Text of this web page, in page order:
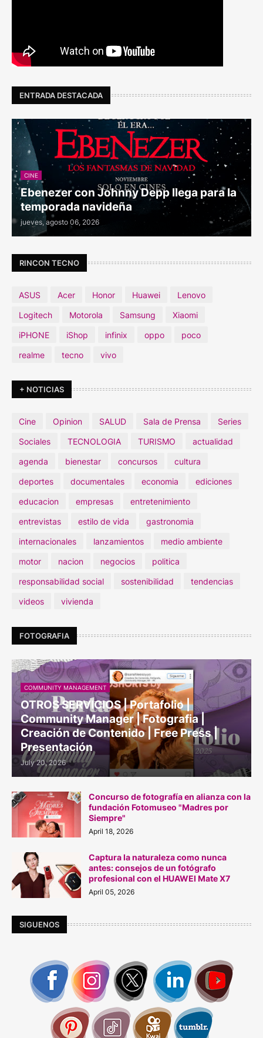
ENTRADA DESTACADA
CINE
Ebenezer con Johnny Depp llega para la
temporada navideña
jueves, agosto 06, 2026
RINCON TECNO
ASUS Acer Honor Huawei
Lenovo
Logitech
Motorola Samsung
Xiaomi
iPHONE
iShop infinix oppo
poco
realme
tecno vivo
+ NOTICIAS
Cine Opinion SALUD Sala de Prensa
Series
Sociales
TECNOLOGIA TURISMO
actualidad
agenda
bienestar concursos
cultura
deportes
documentales economia
ediciones
educacion
empresas
entretenimiento
entrevistas
estilo de vida
gastronomia
internacionales
lanzamientos
medio ambiente
motor
nacion negocios
politica
responsabilidad social
sostenibilidad
tendencias
videos
vivienda
FOTOGRAFIA
COMMUNITY MANAGEMENT
OTROS SERVICIOS | Portafolio |
Community Manager | Fotografia |
Creación de Contenido | Free Press |
Presentación
July 20, 2026
Concurso de fotografía en alianza con la
fundación Fotomuseo "Madres por
Siempre"
April 18, 2026
Captura la naturaleza como nunca
antes: consejos de un fotógrafo
profesional con el HUAWEI Mate X7
April 05, 2026
SIGUENOS